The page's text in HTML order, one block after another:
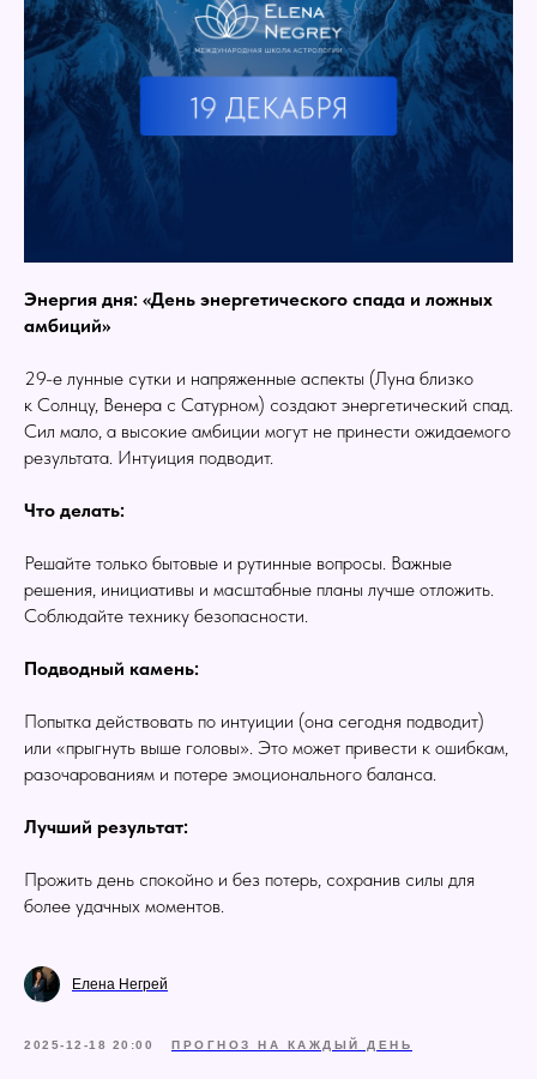
Энергия дня: «День энергетического спада и ложных
амбиций»
29-е лунные сутки и напряженные аспекты (Луна близко
к Солнцу, Венера с Сатурном) создают энергетический спад.
Сил мало, а высокие амбиции могут не принести ожидаемого
результата. Интуиция подводит.
Что делать:
Решайте только бытовые и рутинные вопросы. Важные
решения, инициативы и масштабные планы лучше отложить.
Соблюдайте технику безопасности.
Подводный камень:
Попытка действовать по интуиции (она сегодня подводит)
или «прыгнуть выше головы». Это может привести к ошибкам,
разочарованиям и потере эмоционального баланса.
Лучший результат:
Прожить день спокойно и без потерь, сохранив силы для
более удачных моментов.
Елена Негрей
2025-12-18 20:00 ПРОГНОЗ НА КАЖДЫЙ ДЕНЬ